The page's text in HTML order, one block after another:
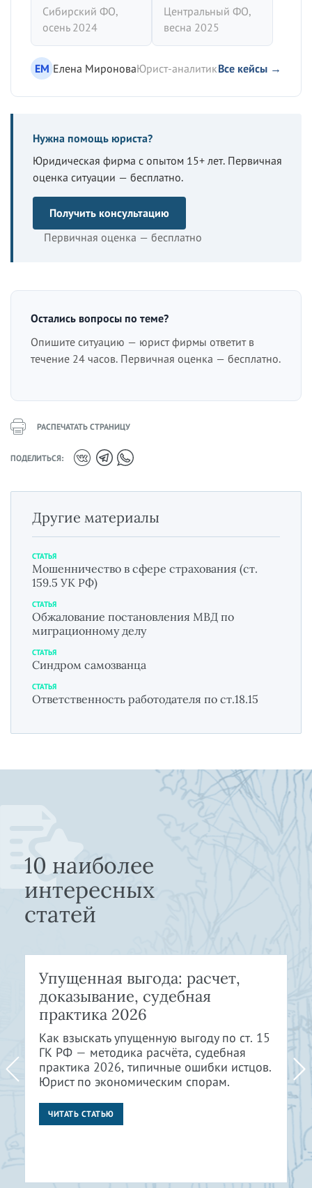
Сибирский ФО,
осень 2024
Центральный ФО,
весна 2025
ЕМ Елена МироноваЮрист-аналитикВсе кейсы →
Нужна помощь юриста?
Юридическая фирма с опытом 15+ лет. Первичная
оценка ситуации — бесплатно.
Получить консультацию
Первичная оценка — бесплатно
Остались вопросы по теме?
Опишите ситуацию — юрист фирмы ответит в
течение 24 часов. Первичная оценка — бесплатно.
РАСПЕЧАТАТЬ СТРАНИЦУ
ПОДЕЛИТЬСЯ:
Другие материалы
СТАТЬЯ
Мошенничество в сфере страхования (ст.
159.5 УК РФ)
СТАТЬЯ
Обжалование постановления МВД по
миграционному делу
СТАТЬЯ
Синдром самозванца
СТАТЬЯ
Ответственность работодателя по ст.18.15
10 наиболее
интересных
статей
Упущенная выгода: расчет,
доказывание, судебная
практика 2026
Как взыскать упущенную выгоду по ст. 15
ГК РФ — методика расчёта, судебная
практика 2026, типичные ошибки истцов.
Юрист по экономическим спорам.
ЧИТАТЬ СТАТЬЮ